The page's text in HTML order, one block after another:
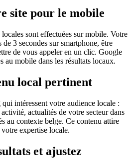
site pour le mobile
sont effectuées sur mobile. Votre
3 secondes sur smartphone, être
de vous appeler en un clic. Google
au mobile dans les résultats locaux.
local pertinent
intéressent votre audience locale :
actualités de votre secteur dans
au contexte belge. Ce contenu attire
expertise locale.
et ajustez